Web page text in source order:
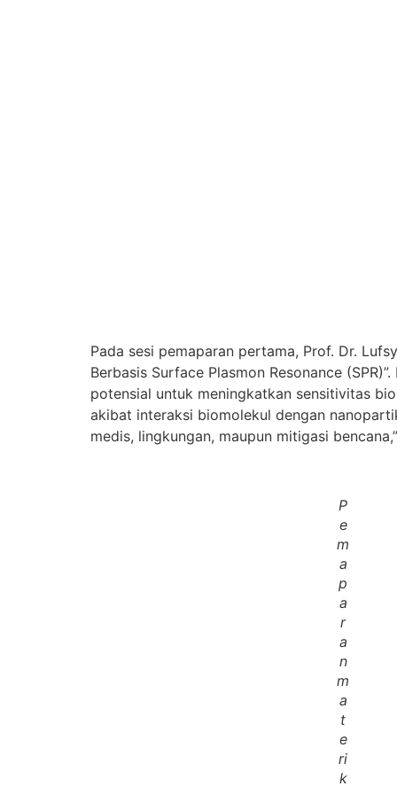
Pada sesi pemaparan pertama, Prof. Dr.
Berbasis Surface Plasmon Resonance
potensial untuk meningkatkan sensitivitas
akibat interaksi biomolekul dengan
medis, lingkungan, maupun mitigasi
P
e
m
a
p
a
r
a
n
m
a
t
e
ri
k